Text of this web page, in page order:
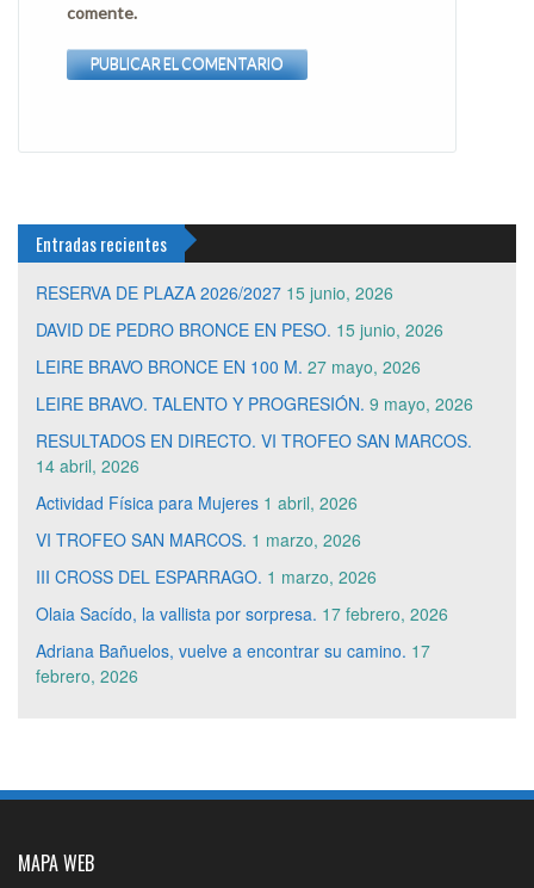
comente.
Entradas recientes
RESERVA DE PLAZA 2026/2027 15 junio, 2026
DAVID DE PEDRO BRONCE EN PESO. 15 junio, 2026
LEIRE BRAVO BRONCE EN 100 M. 27 mayo, 2026
LEIRE BRAVO. TALENTO Y PROGRESIÓN. 9 mayo, 2026
RESULTADOS EN DIRECTO. VI TROFEO SAN MARCOS.
14 abril, 2026
Actividad Física para Mujeres 1 abril, 2026
VI TROFEO SAN MARCOS. 1 marzo, 2026
III CROSS DEL ESPARRAGO. 1 marzo, 2026
Olaia Sacído, la vallista por sorpresa. 17 febrero, 2026
Adriana Bañuelos, vuelve a encontrar su camino. 17
febrero, 2026
MAPA WEB